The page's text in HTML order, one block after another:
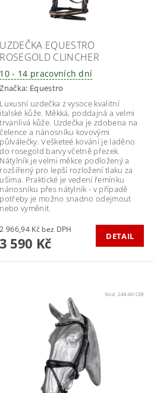
UZDEČKA EQUESTRO
ROSEGOLD CLINCHER
10 - 14 pracovních dní
Značka: Equestro
Luxusní uzdečka z vysoce kvalitní
italské kůže. Měkká, poddajná a velmi
trvanlivá kůže. Uzdečka je zdobena na
čelence a nánosníku kovovými
půlválečky. Vešketeé kování je laděno
do rosegold barvy včetně přezek.
Nátylník je velmi měkce podložený a
rozšířený pro lepší rozložení tlaku za
ušima. Praktické je vedení řemínku
nánosníku přes nátylník - v případě
potřeby je možno snadno odejmout
nebo vyměnit.
2 966,94 Kč bez DPH
3 590 Kč DETAIL
Kód: 24848/CER